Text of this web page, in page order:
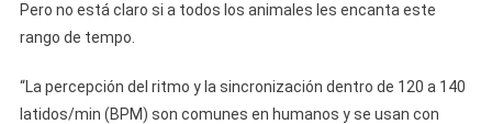
Pero no está claro si a todos los animales les encanta este
rango de tempo.
“La percepción del ritmo y la sincronización dentro de 120 a 140
latidos/min (BPM) son comunes en humanos y se usan con